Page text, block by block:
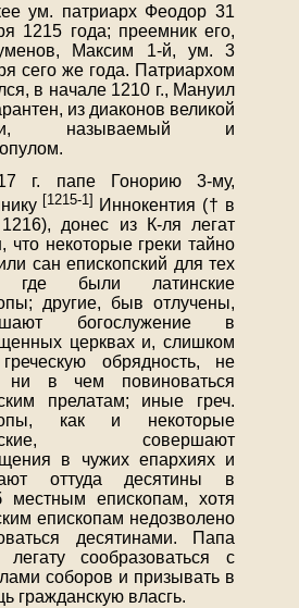
ум. патриарх Феодор 31
1215 года; преемник его,
Максим 1-й, ум. 3
сего же года. Патриархом
в начале 1210 г., Мануил
из диаконов великой
называемый и
г. папе Гонорию 3-му,
[1215-1] Иннокентия († в
донес из К-ля легат
что некоторые греки тайно
сан епископский для тех
где были латинские
другие, быв отлучены,
богослужение в
церквах и, слишком
обрядность, не
ни в чем повиноваться
прелатам; иные греч.
как и некоторые
совершают
в чужих епархиях и
оттуда десятины в
местным епископам, хотя
епископам недозволено
десятинами. Папа
легату сообразоваться с
соборов и призывать в
гражданскую власгь.